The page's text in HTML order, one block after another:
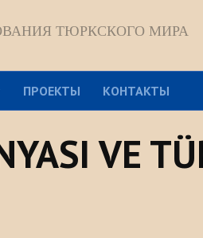
ТЮРКСКОГО МИРА
ПРОЕКТЫ КОНТАКТЫ
VE